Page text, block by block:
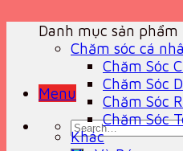
Menu
Search
for:
Danh mục sản phẩm
Chăm sóc cá
Chăm Sóc
Chăm Sóc
Chăm Sóc
Chăm Sóc
Khác